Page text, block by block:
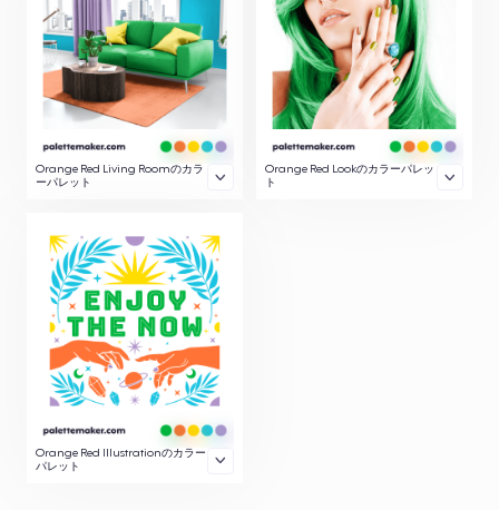
Orange Red Living Roomのカラ
ーパレット
Orange Red Lookのカラーパレッ
ト
Orange Red Illustrationのカラー
パレット